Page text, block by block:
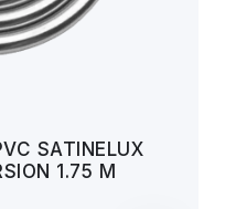
SATINELUX
1.75 M